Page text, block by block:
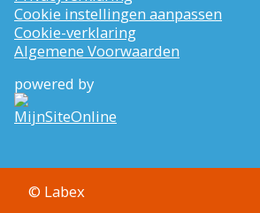
Cookie instellingen aanpassen
Cookie-verklaring
Algemene Voorwaarden
powered by
© Labex